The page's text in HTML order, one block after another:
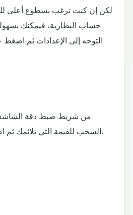
لكن إن كنت ترغب بسطوع أعلى
حساب البطارية، فيمكنك
التوجه إلى الإعدادات ثم
من شريط ضبط دقة الشاشة
السحب للقيمة التي تلائمك ثم اضغط تطبيق من الأعلى.